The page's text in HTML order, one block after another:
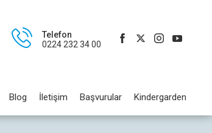
Telefon
0224 232 34 00
Blog İletişim Başvurular Kindergarden